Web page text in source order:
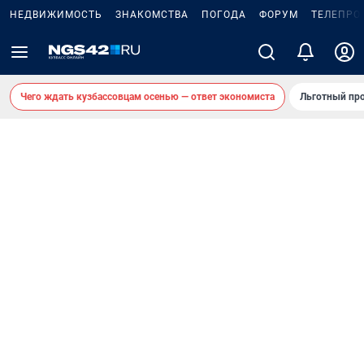
НЕДВИЖИМОСТЬ ЗНАКОМСТВА ПОГОДА ФОРУМ
Чего ждать кузбассовцам осенью — ответ экономиста Льготный